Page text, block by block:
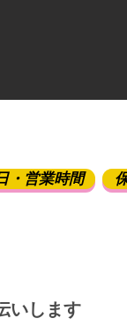
・営業時間
いします